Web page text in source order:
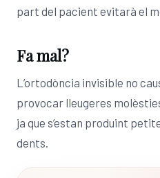
part del pacient evitarà el
Fa mal?
L’ortodòncia invisible no
provocar lleugeres
ja que s’estan produint
dents.